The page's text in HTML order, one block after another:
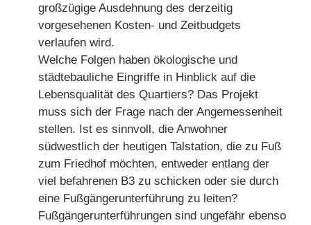
großzügige Ausdehnung des derzeitig
vorgesehenen Kosten- und Zeitbudgets
verlaufen wird.
Welche Folgen haben ökologische und
städtebauliche Eingriffe in Hinblick auf die
Lebensqualität des Quartiers? Das Projekt
muss sich der Frage nach der Angemessenheit
stellen. Ist es sinnvoll, die Anwohner
südwestlich der heutigen Talstation, die zu Fuß
zum Friedhof möchten, entweder entlang der
viel befahrenen B3 zu schicken oder sie durch
eine Fußgängerunterführung zu leiten?
Fußgängerunterführungen sind ungefähr ebenso